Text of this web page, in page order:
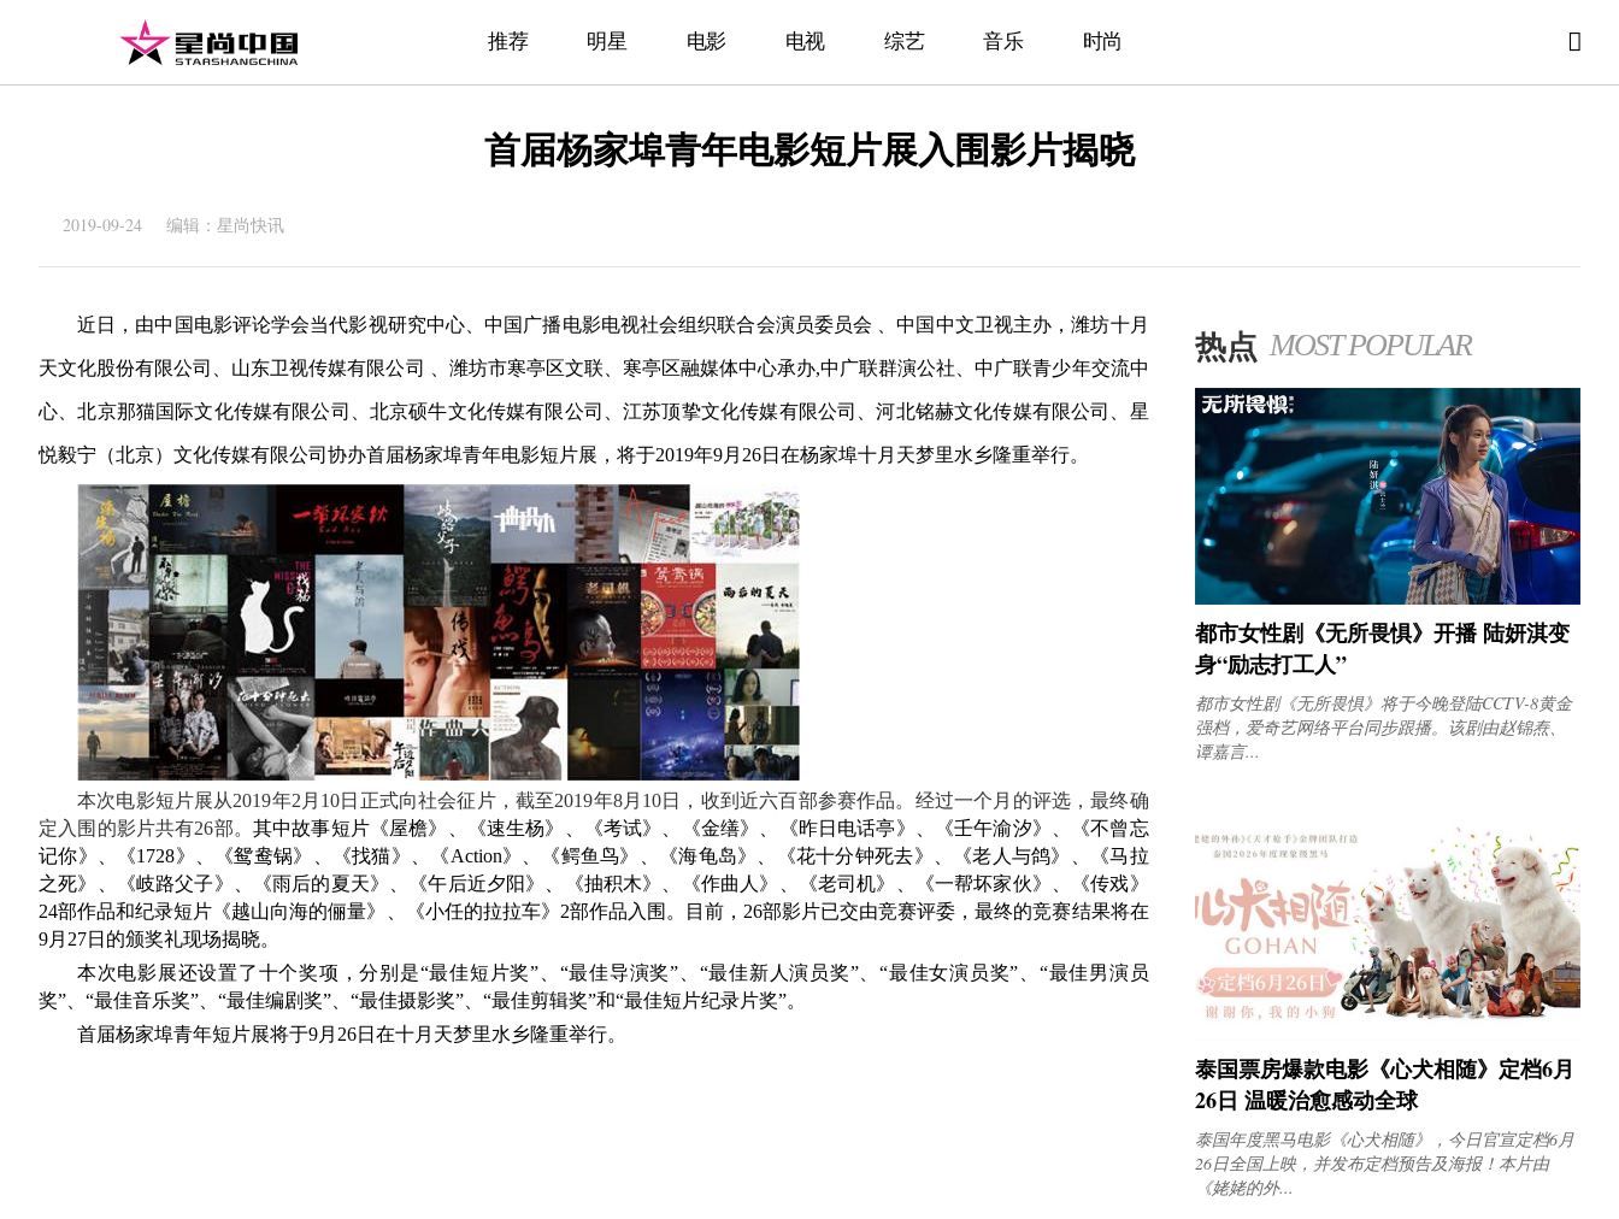
推荐 明星 电影 电视 综艺 音乐 时尚
首届杨家埠青年电影短片展入围影片揭晓
2019-09-24 编辑：星尚快讯
近日，由中国电影评论学会当代影视研究中心、中国广播电影电视社会组织联合会演员委员会 、中国中文卫视主办，潍坊十月
天文化股份有限公司、山东卫视传媒有限公司 、潍坊市寒亭区文联、寒亭区融媒体中心承办,中广联群演公社、中广联青少年交流中
心、北京那猫国际文化传媒有限公司、北京硕牛文化传媒有限公司、江苏顶挚文化传媒有限公司、河北铭赫文化传媒有限公司、星
悦毅宁（北京）文化传媒有限公司协办首届杨家埠青年电影短片展，将于2019年9月26日在杨家埠十月天梦里水乡隆重举行。
本次电影短片展从2019年2月10日正式向社会征片，截至2019年8月10日，收到近六百部参赛作品。经过一个月的评选，最终确
定入围的影片共有26部。 其中故事短片《屋檐》、《速生杨》、《考试》、《金缮》、《昨日电话亭》、《壬午渝汐》、《不曾忘
记你》、《1728》、《鸳鸯锅》、《找猫》、《Action》、《鳄鱼鸟》、《海龟岛》、《花十分钟死去》、《老人与鸽》、
《马拉
之死》、 《岐路父子》、《雨后的夏天》、《午后近夕阳》、《抽积木》、《作曲人》、《老司机》、《一帮坏家伙》、《传戏》
24部作品和纪录短片《越山向海的俪量》、《小任的拉拉车》2部作品入围。目前，26部影片已交由竞赛评委，最终的竞赛结果将在
9月27日的颁奖礼现场揭晓。
本次电影展还设置了十个奖项，分别是“最佳短片奖”、“最佳导演奖”、“最佳新人演员奖”、“最佳女演员奖”、“最佳男演员
奖”、“最佳音乐奖”、“最佳编剧奖”、“最佳摄影奖”、“最佳剪辑奖”和“最佳短片纪录片奖”。
首届杨家埠青年短片展将于9月26日在十月天梦里水乡隆重举行。
热点 MOST POPULAR
都市女性剧《无所畏惧》开播 陆妍淇变
身“励志打工人”
都市女性剧《无所畏惧》将于今晚登陆CCTV-8黄金
强档，爱奇艺网络平台同步跟播。该剧由赵锦焘、
谭嘉言...
泰国票房爆款电影《心犬相随》定档6月
26日 温暖治愈感动全球
泰国年度黑马电影《心犬相随》，今日官宣定档6月
26日全国上映，并发布定档预告及海报！本片由
《姥姥的外...